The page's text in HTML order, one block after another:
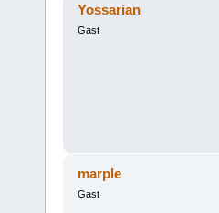
Yossarian
Gast
marple
Gast